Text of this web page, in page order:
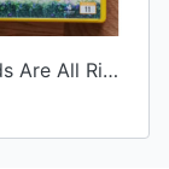
The Kids Are All Right